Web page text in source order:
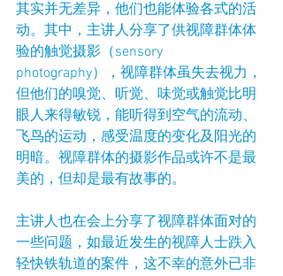
其实并无差异，他们也能体验各式的活
动。其中，主讲人分享了供视障群体体
验的触觉摄影（sensory
photography），视障群体虽失去视力，
但他们的嗅觉、听觉、味觉或触觉比明
眼人来得敏锐，能听得到空气的流动、
飞鸟的运动，感受温度的变化及阳光的
明暗。视障群体的摄影作品或许不是最
美的，但却是最有故事的。
主讲人也在会上分享了视障群体面对的
一些问题，如最近发生的视障人士跌入
轻快铁轨道的案件，这不幸的意外已非